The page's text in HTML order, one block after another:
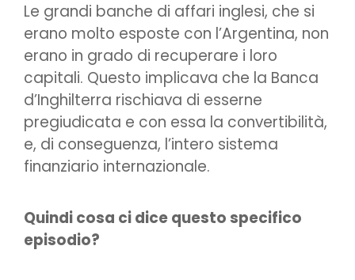
Le grandi banche di affari inglesi, che si
erano molto esposte con l’Argentina, non
erano in grado di recuperare i loro
capitali. Questo implicava che la Banca
d’Inghilterra rischiava di esserne
pregiudicata e con essa la convertibilità,
e, di conseguenza, l’intero sistema
finanziario internazionale.
Quindi cosa ci dice questo specifico
episodio?